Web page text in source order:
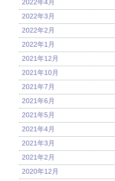
2022年4月
2022年3月
2022年2月
2022年1月
2021年12月
2021年10月
2021年7月
2021年6月
2021年5月
2021年4月
2021年3月
2021年2月
2020年12月